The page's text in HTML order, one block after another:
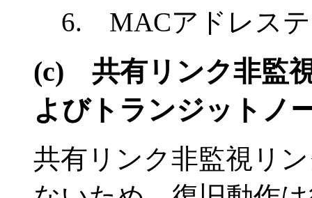
6. MACアドレス
(c) 共有リンク非監
よびトランジットノ
共有リンク非監視リ